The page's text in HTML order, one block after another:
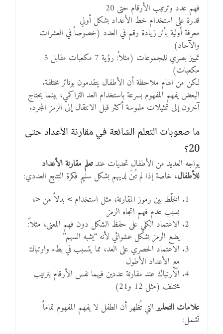
فهم عدد وترتيب الأرقام حتى 20
قدرة على استخدام خط الأعداد بشكل أولي
معرفة أولية بأثر زيادة رقم في العدد (خصوصاً في العشرات
والآحاد)
تمييز بصري للمجموعات (مثلاً: رؤية 7 مكعبات مقابل 5
مكعبات)
لكن من الهام ملاحظة أن الأطفال يتقدمون بوتائر مختلفة.
البعض يفهم المفهوم بسرعة باستخدام العد التراكمي، بينما يحتاج
آخرون إلى تمثيلات ملموسة أكثر قبل الانتقال إلى الرمز المجرد.
ما صعوبات التعلم الشائعة في مقارنة الأعداد حتى
20؟
يواجه العديد من الأطفال تحديات عندتعلم مقارنة الأعداد
للأطفال، خاصة إذا لم تُبنَ لديهم بشكل سليم فكرة التتابع العددي:
الخَلْط بين رموز المقارنة، مثل استخدام >بدلاً من <،
بسبب عدم فهم اتجاه الرمز
الاعتماد الكلي على حفظ الشكل دون فهم المعنى، مثلاً:
يضع الرمز بشكل عشوائي لأنه “يشبه السهم”
الاعتماد الحصري على العد، مما يتسبب في بطء وارتباك
مع الأعداد الأطول
الارتباك عند مقارنة عددين فيهما نفس الأرقام بترتيب
مختلف (مثل 12 و21)
علامات التحذيرالتي تُظهر أن الطفل لا يفهم المفهوم تماماً
تشمل: